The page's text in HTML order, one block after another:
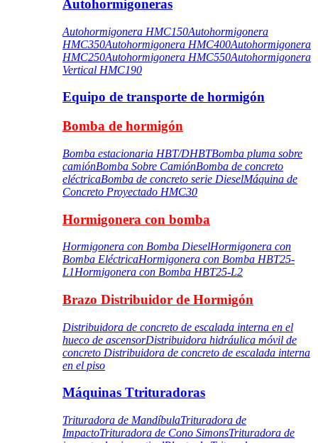
Autohormigoneras
Autohormigonera HMC150Autohormigonera
HMC350Autohormigonera HMC400Autohormigonera
HMC250Autohormigonera HMC550Autohormigonera
Vertical HMC190
Equipo de transporte de hormigón
Bomba de hormigón
Bomba estacionaria HBT/DHBTBomba pluma sobre
camiónBomba Sobre CamiónBomba de concreto
eléctricaBomba de concreto serie DieselMáquina de
Concreto Proyectado HMC30
Hormigonera con bomba
Hormigonera con Bomba DieselHormigonera con
Bomba EléctricaHormigonera con Bomba HBT25-
L1Hormigonera con Bomba HBT25-L2
Brazo Distribuidor de Hormigón
Distribuidora de concreto de escalada interna en el
hueco de ascensorDistribuidora hidráulica móvil de
concreto Distribuidora de concreto de escalada interna
en el piso
Máquinas Ttrituradoras
Trituradora de MandíbulaTrituradora de
ImpactoTrituradora de Cono SimonsTrituradora de